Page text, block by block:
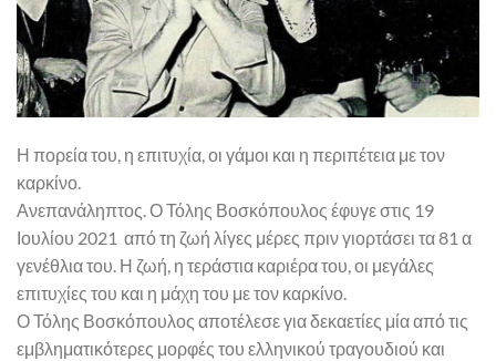
Η πορεία του, η επιτυχία, οι γάμοι και η περιπέτεια με τον
καρκίνο.
Ανεπανάληπτος. Ο Τόλης Βοσκόπουλος έφυγε στις 19
Ιουλίου 2021 από τη ζωή λίγες μέρες πριν γιορτάσει τα 81 α
γενέθλια του. Η ζωή, η τεράστια καριέρα του, οι μεγάλες
επιτυχίες του και η μάχη του με τον καρκίνο.
Ο Τόλης Βοσκόπουλος αποτέλεσε για δεκαετίες μία από τις
εμβληματικότερες μορφές του ελληνικού τραγουδιού και